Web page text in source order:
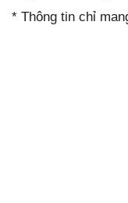
* Thông tin chỉ